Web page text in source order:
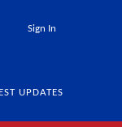
Sign In
UPDATES